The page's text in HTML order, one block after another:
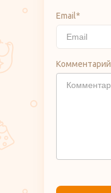
Email*
Комментарий